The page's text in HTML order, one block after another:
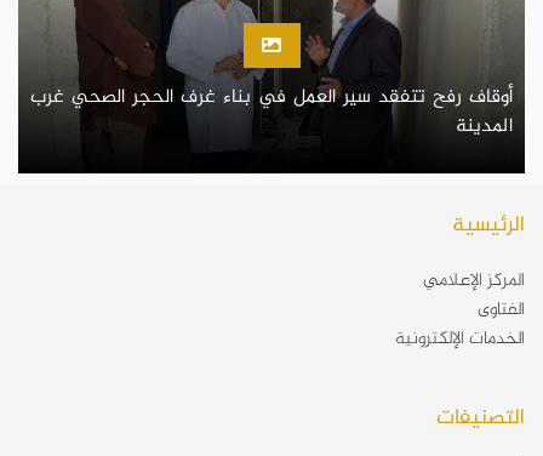
أوقاف رفح تتفقد سير العمل في بناء غرف الحجر الصحي غرب
المدينة
الرئيسية
المركز الإعلامي
الفتاوى
الخدمات الإلكترونية
التصنيفات